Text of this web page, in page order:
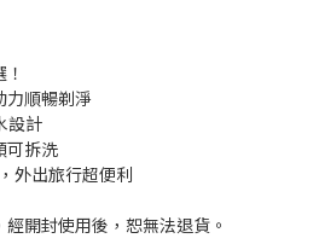
力順暢剃淨
設計
可拆洗
外出旅行超便利
開封使用後，恕無法退貨。